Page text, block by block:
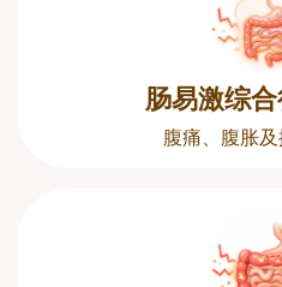
肠易激综合
腹痛、腹胀